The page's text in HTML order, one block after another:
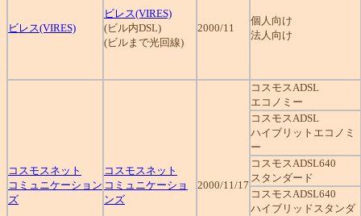
ビレス(VIRES)
ビレス(VIRES)
(ビル内DSL)
(ビルまで光回線)
2000/11
個人向け
法人向け
コスモスネット
コミュニケーション
ズ
コスモスネット
コミュニケーショ
ンズ
2000/11/17
コスモスADSL
エコノミー
コスモスADSL
ハイブリットエコノミ
ー
コスモスADSL640
スタンダード
コスモスADSL640
ハイブリッドスタンダ